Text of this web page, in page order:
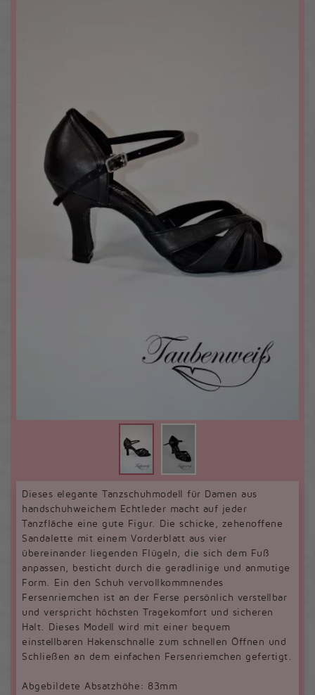
Dieses elegante Tanzschuhmodell für Damen aus
handschuhweichem Echtleder macht auf jeder
Tanzfläche eine gute Figur. Die schicke, zehenoffene
Sandalette mit einem Vorderblatt aus vier
übereinander liegenden Flügeln, die sich dem Fuß
anpassen, besticht durch die geradlinige und anmutige
Form. Ein den Schuh vervollkommnendes
Fersenriemchen ist an der Ferse persönlich verstellbar
und verspricht höchsten Tragekomfort und sicheren
Halt. Dieses Modell wird mit einer bequem
einstellbaren Hakenschnalle zum schnellen Öffnen und
Schließen an dem einfachen Fersenriemchen gefertigt.
Abgebildete Absatzhöhe: 83mm